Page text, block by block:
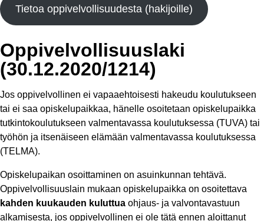
Tietoa oppivelvollisuudesta (hakijoille)
Oppivelvollisuuslaki
(30.12.2020/1214)
Jos oppivelvollinen ei vapaaehtoisesti hakeudu koulutukseen
tai ei saa opiskelupaikkaa, hänelle osoitetaan opiskelupaikka
tutkintokoulutukseen valmentavassa koulutuksessa (TUVA) tai
työhön ja itsenäiseen elämään valmentavassa koulutuksessa
(TELMA).
Opiskelupaikan osoittaminen on asuinkunnan tehtävä.
Oppivelvollisuuslain mukaan opiskelupaikka on osoitettava
kahden kuukauden kuluttua ohjaus- ja valvontavastuun
alkamisesta, jos oppivelvollinen ei ole tätä ennen aloittanut